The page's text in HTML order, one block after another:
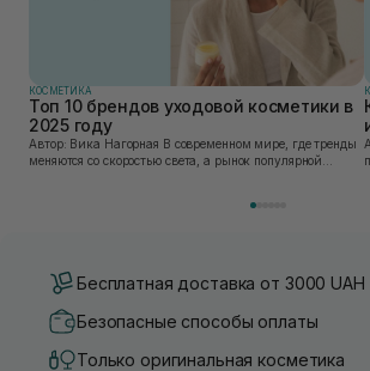
КОСМЕТИКА
Топ 10 брендов уходовой косметики в
2025 году
Автор: Вика Нагорная В современном мире, где тренды
меняются со скоростью света, а рынок популярной
Бесплатная доставка от 3000 UAH
Безопасные способы оплаты
Только оригинальная косметика